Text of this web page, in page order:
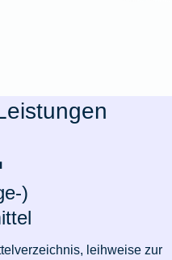
)
leihweise zur